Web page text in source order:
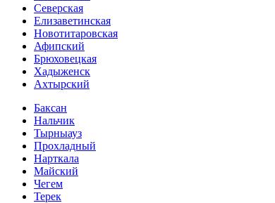
Северская
Елизаветинская
Новотитаровская
Афипский
Брюховецкая
Хадыженск
Ахтырский
Баксан
Нальчик
Тырныауз
Прохладный
Нарткала
Майский
Чегем
Терек